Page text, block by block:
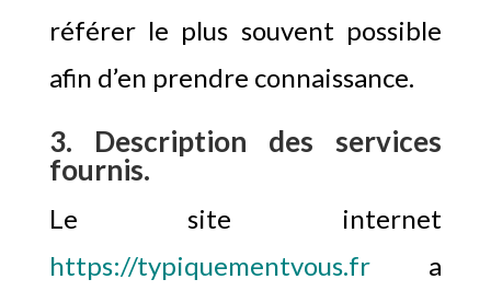
référer le plus souvent possible
afin d’en prendre connaissance.
3. Description des services
fournis.
Le site internet
https://typiquementvous.fra